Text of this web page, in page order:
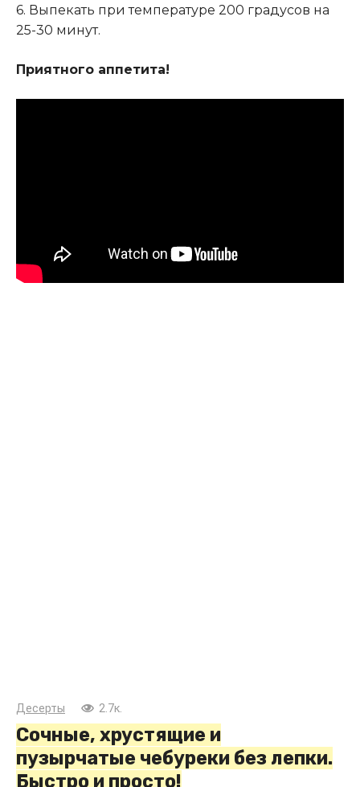
6. Выпекать при температуре 200 градусов на
25-30 минут.
Приятного аппетита!
Десерты 2.7к.
Сочные, хрустящие и
пузырчатые чебуреки без лепки.
Быстро и просто!